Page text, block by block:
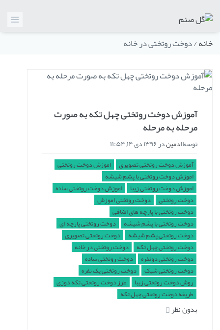
خانه/دوخت روتختی در خانه
آموزش دوخت روتختی چهل تکه به صورت
مرحله به مرحله
توسطادمیندر۱۳۹۶ دی ۱۴, ۱۱:۵۴
آموزش دوخت روتختی تصویری
اموزش دوخت روتختي
اموزش دوخت روتختی با پشم شیشه
اموزش دوخت روتختی زیبا
اموزش دوخت روتختی ساده
دوخت روتختی
دوخت روتختی اموزش
دوخت روتختی با پارچه های اضافی
دوخت روتختی با پشم شیشه
دوخت روتختی پارچه ای
دوخت روتختی پشم شیشه
دوخت روتختی تصویری
دوخت روتختی چهل تکه
دوخت روتختی در خانه
دوخت روتختی دونفره
دوخت روتختی ساده
دوخت روتختی شیک
دوخت روتختی یک نفره
روش دوخت روتختی زیبا
طرز دوخت روتختی تکه دوزی
طریقه دوخت روتختی چهل تکه
بدون نظر